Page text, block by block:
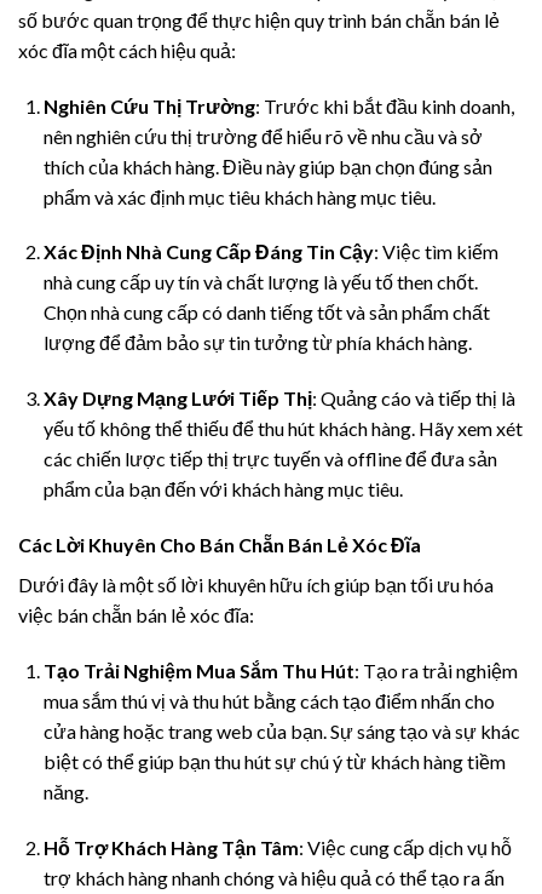
số bước quan trọng để thực hiện quy trình bán chẵn bán lẻ
xóc đĩa một cách hiệu quả:
Nghiên Cứu Thị Trường: Trước khi bắt đầu kinh doanh,
nên nghiên cứu thị trường để hiểu rõ về nhu cầu và sở
thích của khách hàng. Điều này giúp bạn chọn đúng sản
phẩm và xác định mục tiêu khách hàng mục tiêu.
Xác Định Nhà Cung Cấp Đáng Tin Cậy: Việc tìm kiếm
nhà cung cấp uy tín và chất lượng là yếu tố then chốt.
Chọn nhà cung cấp có danh tiếng tốt và sản phẩm chất
lượng để đảm bảo sự tin tưởng từ phía khách hàng.
Xây Dựng Mạng Lưới Tiếp Thị: Quảng cáo và tiếp thị là
yếu tố không thể thiếu để thu hút khách hàng. Hãy xem xét
các chiến lược tiếp thị trực tuyến và offline để đưa sản
phẩm của bạn đến với khách hàng mục tiêu.
Các Lời Khuyên Cho Bán Chẵn Bán Lẻ Xóc Đĩa
Dưới đây là một số lời khuyên hữu ích giúp bạn tối ưu hóa
việc bán chẵn bán lẻ xóc đĩa:
Tạo Trải Nghiệm Mua Sắm Thu Hút: Tạo ra trải nghiệm
mua sắm thú vị và thu hút bằng cách tạo điểm nhấn cho
cửa hàng hoặc trang web của bạn. Sự sáng tạo và sự khác
biệt có thể giúp bạn thu hút sự chú ý từ khách hàng tiềm
năng.
Hỗ Trợ Khách Hàng Tận Tâm: Việc cung cấp dịch vụ hỗ
trợ khách hàng nhanh chóng và hiệu quả có thể tạo ra ấn